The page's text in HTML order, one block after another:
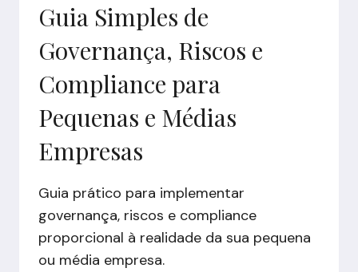
Guia Simples de
Governança, Riscos e
Compliance para
Pequenas e Médias
Empresas
Guia prático para implementar
governança, riscos e compliance
proporcional à realidade da sua pequena
ou média empresa.